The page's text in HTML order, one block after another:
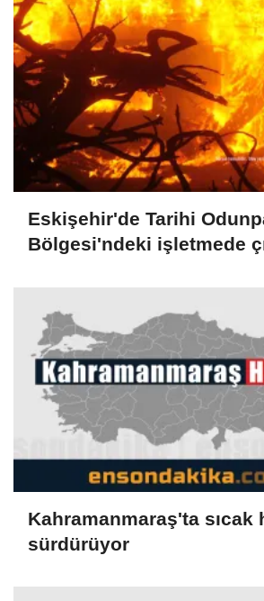
Eskişehir'de Tarihi
Bölgesi'ndeki işletmede
Kahramanmaraş'ta sıcak
sürdürüyor